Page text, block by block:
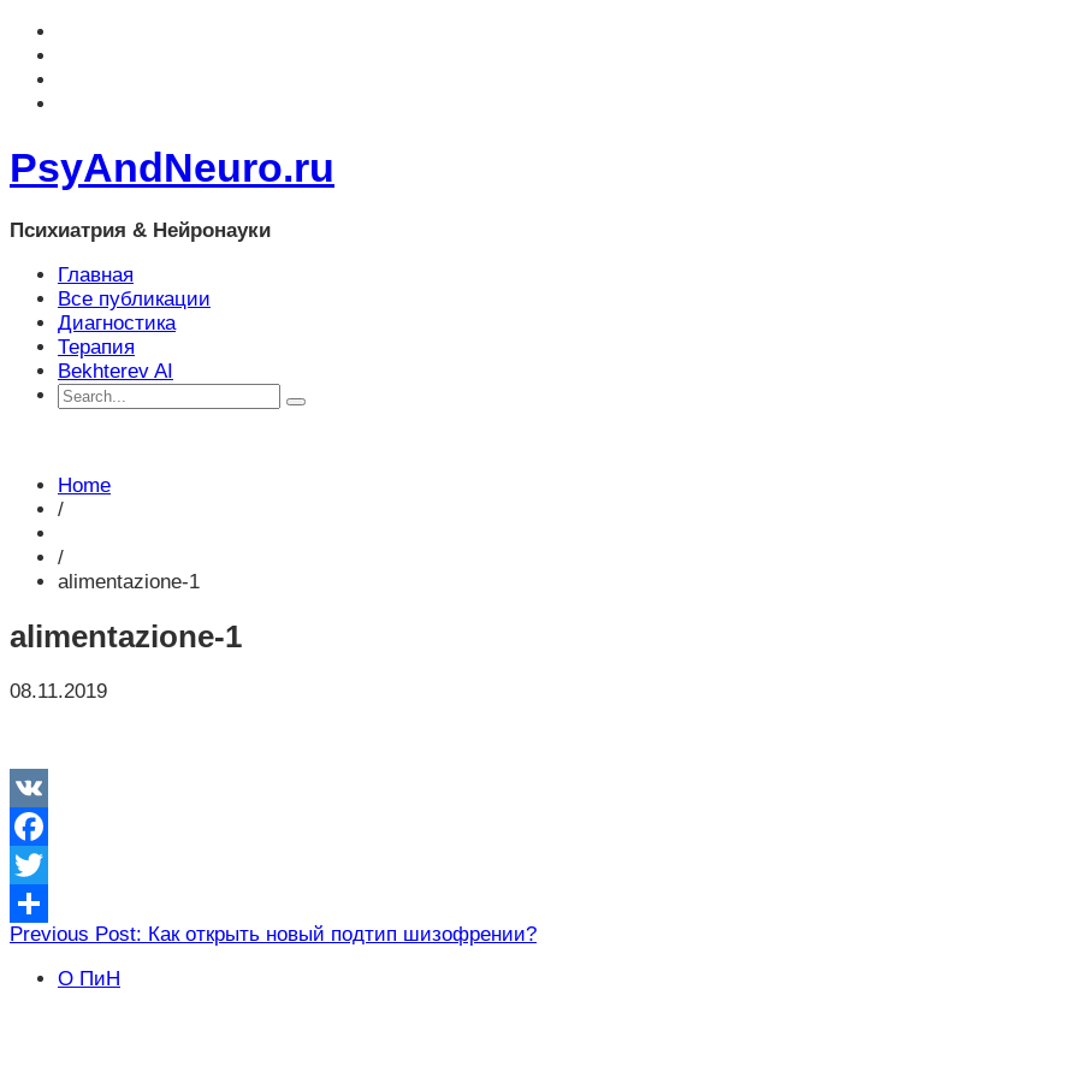
PsyAndNeuro.ru
Психиатрия & Нейронауки
Главная
Все публикации
Диагностика
Терапия
Bekhterev AI
Home
/
/
alimentazione-1
alimentazione-1
08.11.2019
VK
Facebook
Twitter
Отправить
Навигация
по
Previous Post: Как открыть новый подтип шизофрении?
О ПиН